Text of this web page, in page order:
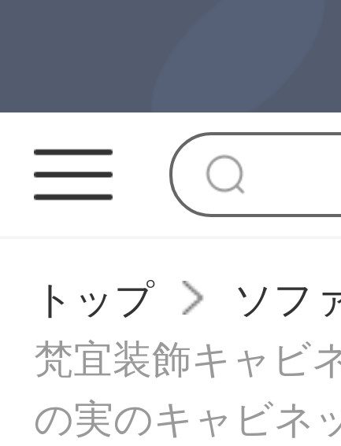
トップ
ソフ
梵宜装飾キャビ
の実のキャビネ